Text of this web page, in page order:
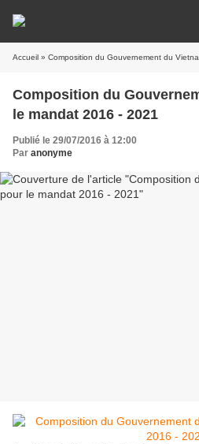
Accueil » Composition du Gouvernement du
Composition du
le mandat 2016 - 2021
Publié le 29/07/2016 à 12:00
Par anonyme